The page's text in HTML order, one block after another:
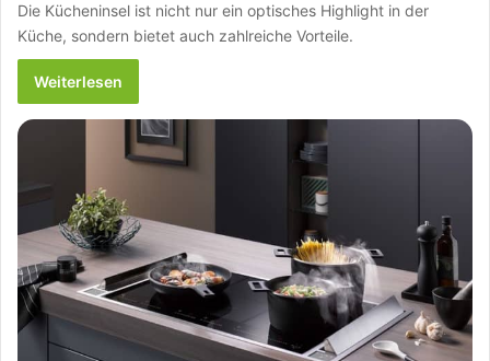
Die Kücheninsel ist nicht nur ein optisches Highlight in der
Küche, sondern bietet auch zahlreiche Vorteile.
Weiterlesen